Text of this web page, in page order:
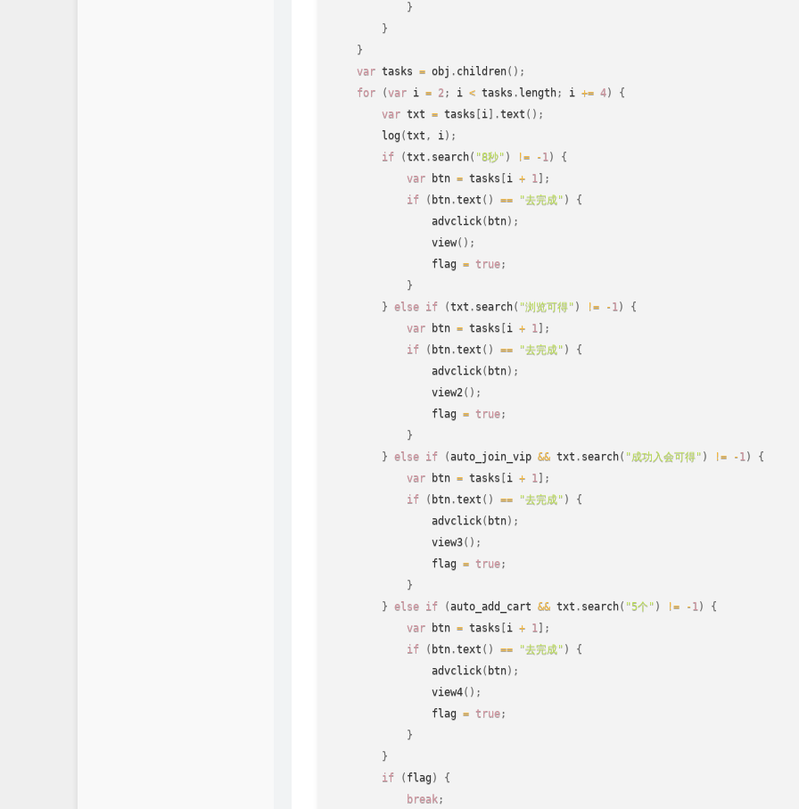
}
}
}
var tasks = obj . children( ) ;
for
( var i = 2 ; i < tasks . length; i += 4)
{
var txt = tasks [ i] .text ( ) ;
log(txt , i) ;
if
(txt . search( "8秒" ) != -1)
{
var btn = tasks [ i + 1] ;
if
( btn.text ( ) == "去完成" )
{
advclick( btn) ;
view( ) ;
                flag
= true;
}
} else if (txt . search( "浏览可得" ) != -1)
{
var btn = tasks [ i + 1] ;
if
( btn.text ( ) == "去完成" )
{
advclick( btn) ;
view2( ) ;
                flag
= true;
}
} else if (auto_join_vip && txt . search( "成功入会可得" ) != -1)
{
var btn = tasks [ i + 1] ;
if
( btn.text ( ) == "去完成" )
{
advclick( btn) ;
view3( ) ;
                flag
= true;
}
} else if (auto_add_cart && txt . search( "5个" ) != -1)
{
var btn = tasks [ i + 1] ;
if
( btn.text ( ) == "去完成" )
{
advclick( btn) ;
view4( ) ;
                flag
= true;
}
}
if
( flag)
{
break;